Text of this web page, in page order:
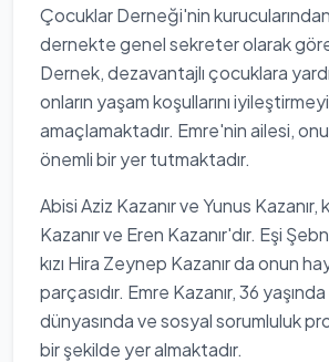
Çocuklar Derneği'nin
dernekte genel sekreter olarak
Dernek, dezavantajlı çocuklara
onların yaşam koşullarını iyileştirmeyi
amaçlamaktadır. Emre'nin ailesi,
önemli bir yer tutmaktadır.
Abisi Aziz Kazanır ve Yunus Kazanır,
Kazanır ve Eren Kazanır'dır. Eşi
kızı Hira Zeynep Kazanır da onun
parçasıdır. Emre Kazanır, 36
dünyasında ve sosyal sorumluluk
bir şekilde yer almaktadır.